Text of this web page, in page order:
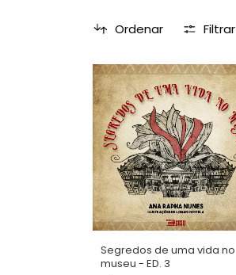
Ordenar Filtrar
Segredos de uma vida no
museu - ED. 3